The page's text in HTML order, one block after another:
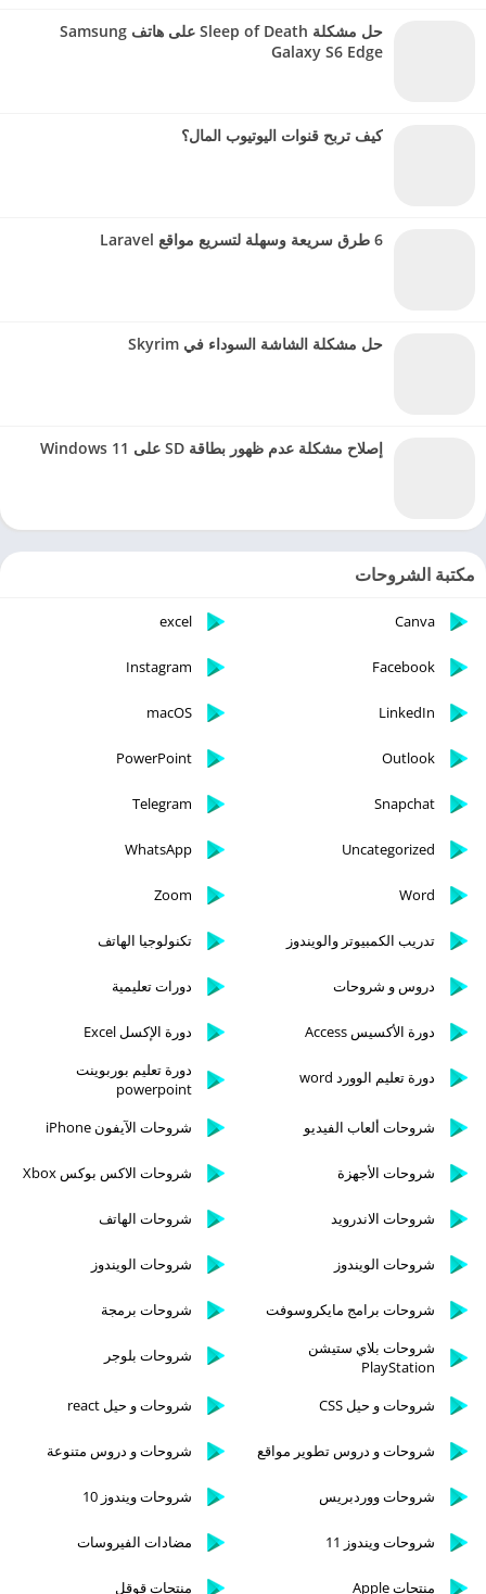
حل مشكلة Sleep of Death على هاتف Samsung
Galaxy S6 Edge
كيف تربح قنوات اليوتيوب المال؟
6 طرق سريعة وسهلة لتسريع مواقع Laravel
حل مشكلة الشاشة السوداء في Skyrim
إصلاح مشكلة عدم ظهور بطاقة SD على Windows 11
مكتبة الشروحات
Canva
excel
Facebook
Instagram
LinkedIn
macOS
Outlook
PowerPoint
Snapchat
Telegram
Uncategorized
WhatsApp
Word
Zoom
تدريب الكمبيوتر والويندوز تكنولوجيا الهاتف
دروس و شروحات دورات تعليمية
دورة الأكسيس Access دورة الإكسل Excel
دورة تعليم الوورد word
دورة تعليم بوربوينت
powerpoint
شروحات ألعاب الفيديو
شروحات الآيفون iPhone
شروحات الأجهزة شروحات الاكس بوكس Xbox
شروحات الاندرويد شروحات الهاتف
شروحات الويندوز شروحات الويندوز
شروحات برامج مايكروسوفت
شروحات برمجة
شروحات بلاي ستيشن
PlayStation
شروحات بلوجر
شروحات و حيل CSS شروحات و حيل react
شروحات و دروس تطوير مواقع شروحات و دروس متنوعة
شروحات ووردبريس شروحات ويندوز 10
شروحات ويندوز 11 مضادات الفيروسات
منتجات Apple منتجات قوقل